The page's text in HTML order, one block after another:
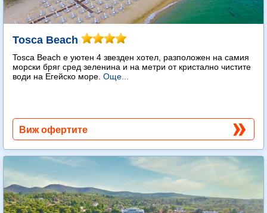
Tosca Beach
Tosca Beach е уютен 4 звезден хотел, разположен на самия
морски бряг сред зеленина и на метри от кристално чистите
води на Егейско море. Още...
Виж офертите